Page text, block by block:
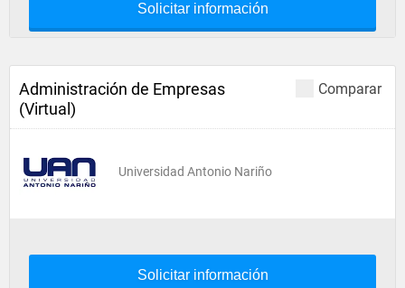
Solicitar información
Comparar
Administración de Empresas
(Virtual)
Universidad Antonio Nariño
Solicitar información